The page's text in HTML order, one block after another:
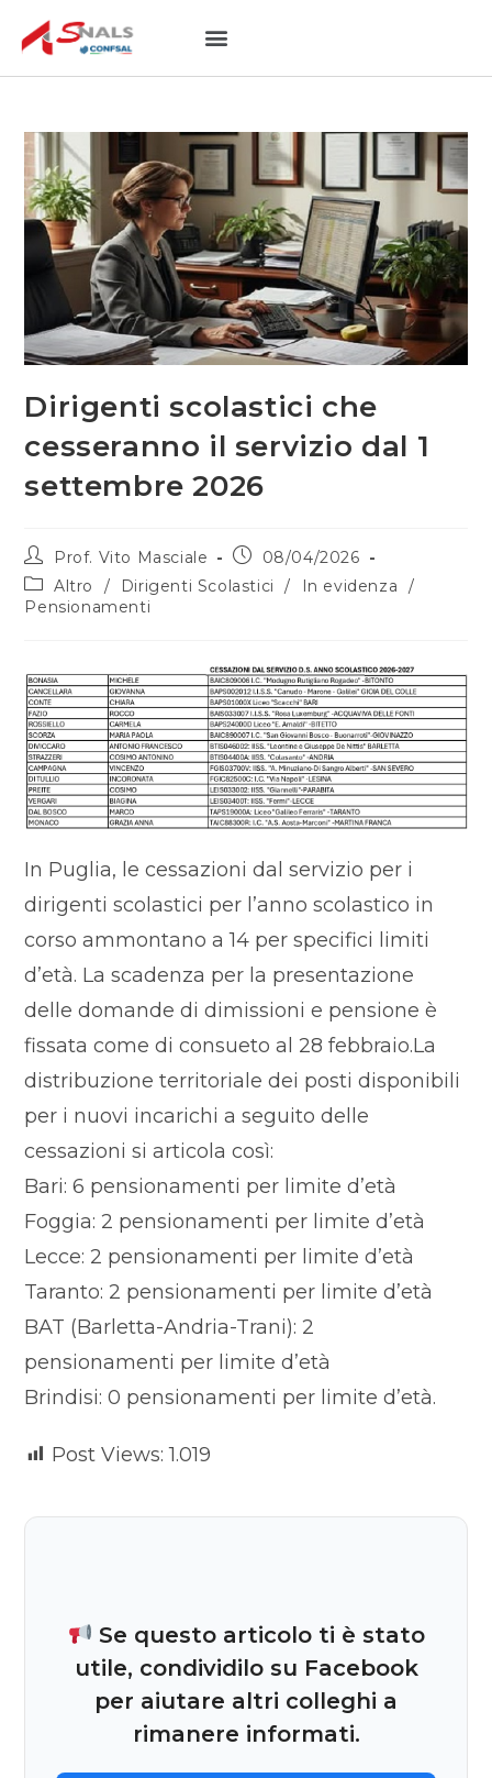
Dirigenti scolastici che
cesseranno il servizio dal 1
settembre 2026
Prof. Vito Masciale
08/04/2026
Altro
/ Dirigenti Scolastici / In evidenza
/
Pensionamenti
In Puglia, le cessazioni dal servizio per i
dirigenti scolastici per l’anno scolastico in
corso ammontano a 14 per specifici limiti
d’età. La scadenza per la presentazione
delle domande di dimissioni e pensione è
fissata come di consueto al 28 febbraio.La
distribuzione territoriale dei posti disponibili
per i nuovi incarichi a seguito delle
cessazioni si articola così:
Bari: 6 pensionamenti per limite d’età
Foggia: 2 pensionamenti per limite d’età
Lecce: 2 pensionamenti per limite d’età
Taranto: 2 pensionamenti per limite d’età
BAT (Barletta-Andria-Trani): 2
pensionamenti per limite d’età
Brindisi: 0 pensionamenti per limite d’età.
Post Views: 1.019
Se questo articolo ti è stato
utile, condividilo su Facebook
per aiutare altri colleghi a
rimanere informati.